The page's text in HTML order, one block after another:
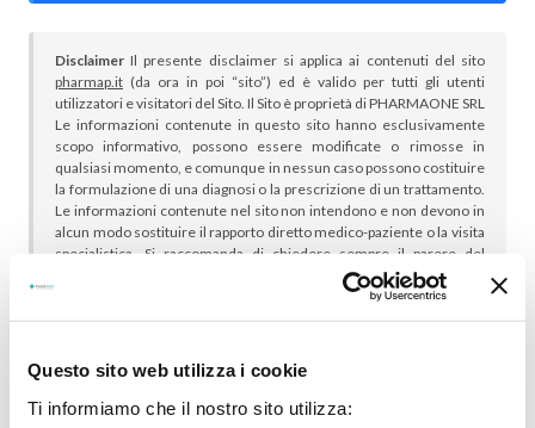
Questo sito web utilizza i cookie
Ti informiamo che il nostro sito utilizza:
Disclaimer Il presente disclaimer si applica ai contenuti del sito
pharmap.it (da ora in poi “sito”) ed è valido per tutti gli utenti
utilizzatori e visitatori del Sito. Il Sito è proprietà di PHARMAONE SRL
Le informazioni contenute in questo sito hanno esclusivamente
scopo informativo, possono essere modificate o rimosse in
qualsiasi momento, e comunque in nessun caso possono costituire
la formulazione di una diagnosi o la prescrizione di un trattamento.
Le informazioni contenute nel sito non intendono e non devono in
alcun modo sostituire il rapporto diretto medico-paziente o la visita
specialistica. Si raccomanda di chiedere sempre il parere del
proprio medico curante e/o di specialisti riguardo qualsiasi
indicazione riportata. Se si hanno dubbi o quesiti sull’uso di un
medicinale è necessario consultare il proprio medico.